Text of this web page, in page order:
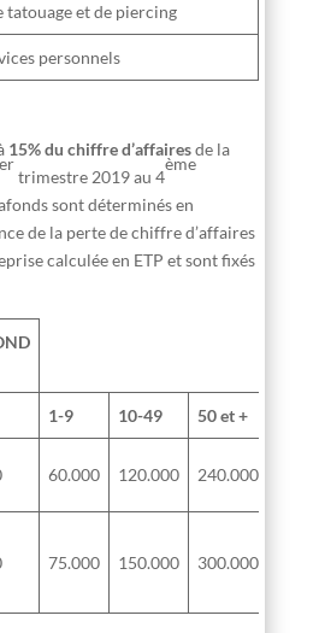
tatouage et de piercing
personnels
15% du chiffre d’affairesde la
er
trimestre 2019 au 4
ème
sont déterminés en
de la perte de chiffre d’affaires
calculée en ETP et sont fixés
1-9 10-49 50 et +
60.000 120.000 240.000
75.000 150.000 300.000